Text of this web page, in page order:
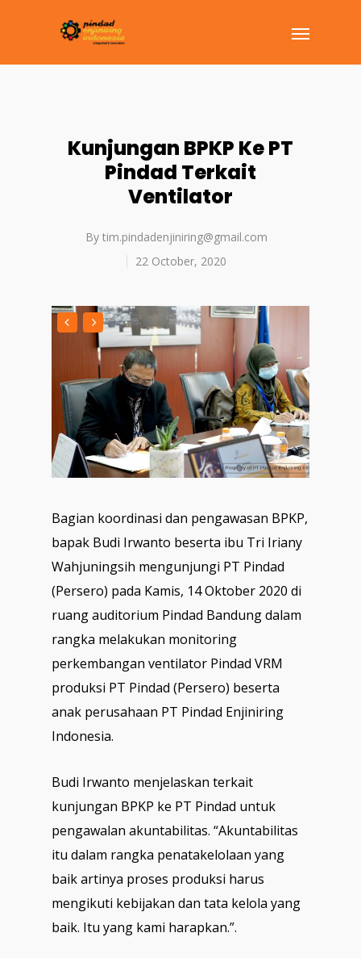
Kunjungan BPKP Ke PT
Pindad Terkait
Ventilator
By tim.pindadenjiniring@gmail.com
22 October, 2020
Bagian koordinasi dan pengawasan BPKP,
bapak Budi Irwanto beserta ibu Tri Iriany
Wahjuningsih mengunjungi PT Pindad
(Persero) pada Kamis, 14 Oktober 2020 di
ruang auditorium Pindad Bandung dalam
rangka melakukan monitoring
perkembangan ventilator Pindad VRM
produksi PT Pindad (Persero) beserta
anak perusahaan PT Pindad Enjiniring
Indonesia.
Budi Irwanto menjelaskan terkait
kunjungan BPKP ke PT Pindad untuk
pengawalan akuntabilitas. “Akuntabilitas
itu dalam rangka penatakelolaan yang
baik artinya proses produksi harus
mengikuti kebijakan dan tata kelola yang
baik. Itu yang kami harapkan.”.